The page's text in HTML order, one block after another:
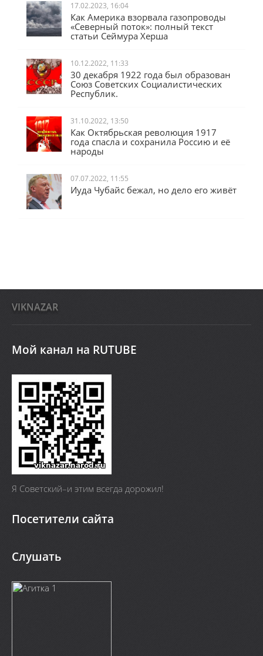
17.02.2023, 16:04
Как Америка взорвала газопроводы
«Северный поток»: полный текст
статьи Сеймура Херша
10.12.2022, 11:33
30 декабря 1922 года был образован
Союз Советских Социалистических
Республик.
31.10.2022, 13:50
Как Октябрьская революция 1917
года спасла и сохранила Россию и её
народы
07.07.2022, 11:55
Иуда Чубайс бежал, но дело его живёт
VIKNAZAR
Мой канал на RUTUBE
Я Cоветский–и этим всегда дорожил!
Посетители сайта
Слушать